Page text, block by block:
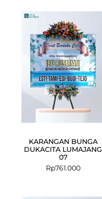
KARANGAN BUNGA
DUKACITA LUMAJANG
07
Rp761.000